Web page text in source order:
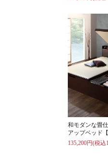
和モダンな畳
アップベッド
135,200円(税込